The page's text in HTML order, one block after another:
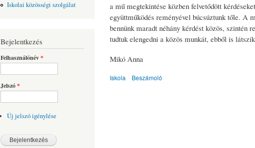
Iskolai közösségi szolgálat
Bejelentkezés
Felhasználónév*
Jelszó*
Új jelszó igénylése
a mű megtekintése közben felvetődött
együttműködés reményével búcsúztunk tőle. A
bennünk maradt néhány kérdést közös, szintén
tudtuk elengedni a közös munkát, ebből is
Mikó Anna
Iskola Beszámoló